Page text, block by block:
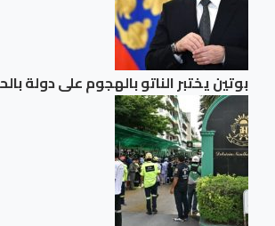
بوتين يختبر الناتو بالهجوم على دولة